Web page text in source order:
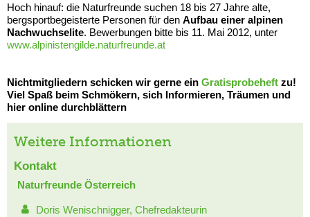
Hoch hinauf: die Naturfreunde suchen 18 bis 27 Jahre alte,
bergsportbegeisterte Personen für den Aufbau einer alpinen
Nachwuchselite. Bewerbungen bitte bis 11. Mai 2012, unter
www.alpinistengilde.naturfreunde.at
Nichtmitgliedern schicken wir gerne ein Gratisprobeheft zu!
Viel Spaß beim Schmökern, sich Informieren, Träumen und
hier online durchblättern
Weitere Informationen
Kontakt
Naturfreunde Österreich
Doris Wenischnigger, Chefredakteurin